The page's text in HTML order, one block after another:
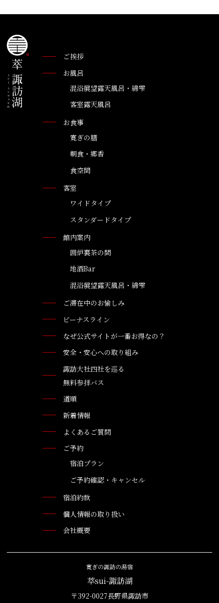
ご挨拶
お風呂
混浴展望露天風呂・綿雫
客室露天風呂
お食事
寛ぎの膳
朝食・郷香
食空間
客室
ワイドタイプ
スタンダードタイプ
館内案内
囲炉裏茶の間
地酒Bar
混浴展望露天風呂・綿雫
ご滞在中のお愉しみ
ビーナスライン
なぜ公式サイトが一番お得なの？
安全・安心への取り組み
諏訪大社四社を巡る
無料参拝バス
道順
新着情報
よくあるご質問
ご予約
宿泊プラン
ご予約確認・キャンセル
宿泊約款
個人情報の取り扱い
会社概要
寛ぎの諏訪の湯宿
萃sui-諏訪湖
〒392-0027長野県諏訪市